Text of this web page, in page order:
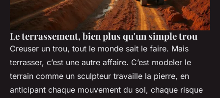
Le terrassement, bien plus qu'un simple trou
Creuser un trou, tout le monde sait le faire. Mais
terrasser, c’est une autre affaire. C’est modeler le
terrain comme un sculpteur travaille la pierre, en
anticipant chaque mouvement du sol, chaque risque